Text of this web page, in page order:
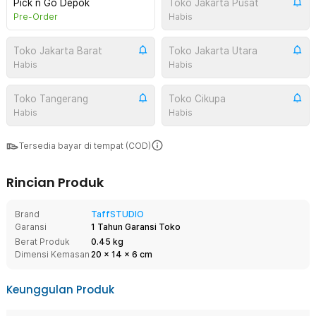
Pick n Go Depok
Pre-Order
Toko Jakarta Pusat
Habis
Toko Jakarta Barat
Habis
Toko Jakarta Utara
Habis
Toko Tangerang
Habis
Toko Cikupa
Habis
Tersedia bayar di tempat (COD)
Rincian Produk
Brand
TaffSTUDIO
Garansi
1 Tahun Garansi Toko
Berat Produk
0.45 kg
Dimensi Kemasan 20 x 14 x 6 cm
Keunggulan Produk